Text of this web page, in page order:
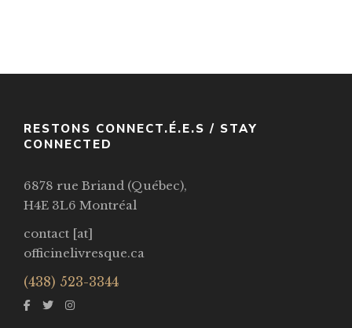
RESTONS CONNECT.É.E.S / STAY
CONNECTED
6878 rue Briand (Québec),
H4E 3L6 Montréal
contact [at]
officinelivresque.ca
(438) 523-3344